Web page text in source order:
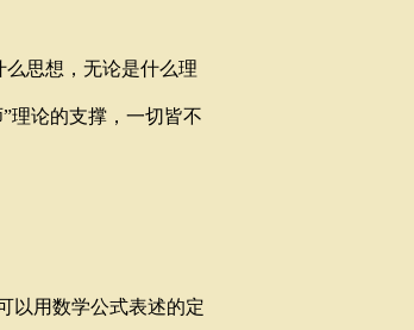
思想，无论是什么理
理论的支撑，一切皆不
以用数学公式表述的定